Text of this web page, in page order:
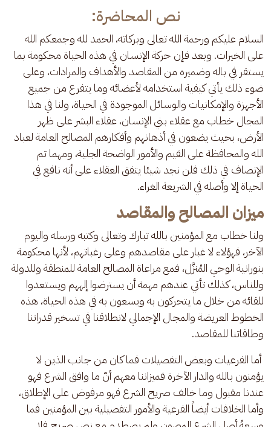
نص المحاضرة:
السلام عليكم ورحمة الله تعالى وبركاته، الحمد لله وجمعكم الله
على الخيرات. وبعد فإن حركة الإنسان في هذه الحياة محكومة بما
يستقر في باله وضميره من المقاصد والأهداف والمرادات، وعلى
ضوء ذلك يأتي كيفية استخدامه لأعضائه وما يتفرع من جميع
الأجهزة والإمكانيات والوسائل الموجودة في الحياة، ولنا في هذا
المجال خطاب مع عقلاء بني الإنسان، عقلاء البشر على ظهر
الأرض، بحيث يضعون في أذهانهم وأفكارهم المصالح العامة لعباد
الله والمحافظة على القيم والأمور الواضحة الجلية، ومهما تم
الإنصاف في ذلك فلن نجد شيئا يتفق العقلاء على أنه نافع في
الحياة إلا وأصله في الشريعة الغراء.
ميزان المصالح والمقاصد
ولنا خطاب مع المؤمنين بالله تبارك وتعالى وكتبه ورسله واليوم
الآخر، فهؤلاء لا غبار على مقاصدهم وعلى رغباتهم، لأنها محكومة
بنورانية الوحي المُنزَّل، فمع مراعاة المصالح العامة للمنطقة وللدولة
وللناس، كذلك تأتي عندهم مهمة أن يسترضوا إلههم ويستعدوا
للقائه من خلال ما يتحركون به ويسعون به في هذه الحياة، هذه
الخطوط العريضة والمجال الإجمالي لانطلاقنا في تسخير قدراتنا
وطاقاتنا للمقاصد.
أما الفرعيات وبعض التفصيلات فما كان من جانب الذين لا
يؤمنون بالله والدار الآخرة فميزاننا معهم أنّ ما وافق الشرع فهو
عندنا مقبول وما خالف صريح الشرع فهو مرفوض على الإطلاق،
وأما الخلافات أيضاً الفرعية والأمور التفصيلية بين المؤمنين فما